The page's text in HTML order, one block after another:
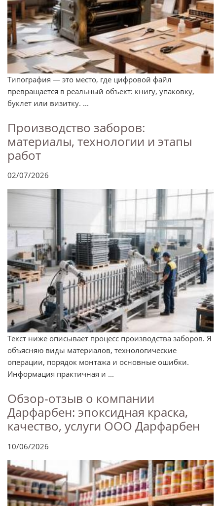
Типография — это место, где цифровой файл
превращается в реальный объект: книгу, упаковку,
буклет или визитку. ...
Производство заборов:
материалы, технологии и этапы
работ
02/07/2026
Текст ниже описывает процесс производства заборов. Я
объясняю виды материалов, технологические
операции, порядок монтажа и основные ошибки.
Информация практичная и ...
Обзор-отзыв о компании
Дарфарбен: эпоксидная краска,
качество, услуги ООО Дарфарбен
10/06/2026